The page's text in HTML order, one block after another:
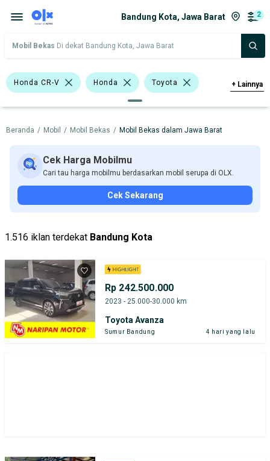
Bandung Kota, Jawa Barat 2
Mobil Bekas Di dekat Bandung Kota, Jawa Barat
Honda CR-V Honda Toyota
Harga Merek Dan Model Tahun
Tipe Bodi Tipe Membership
+ Lainnya
Beranda / Mobil / Mobil Bekas / Mobil Bekas dalam Jawa Barat
Cek Harga Mobilmu
Cari tau harga mobilmu berdasarkan mobil serupa di OLX.
Cek Sekarang
1.516 iklan terdekat Bandung Kota
Rp 242.500.000
2023 - 25.000-30.000 km
Toyota Avanza
Sumur Bandung 4 hari yang lalu